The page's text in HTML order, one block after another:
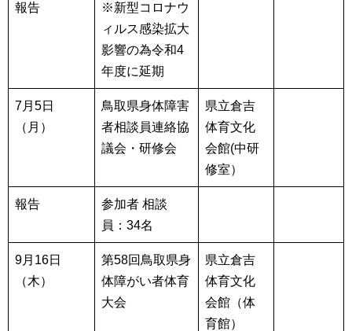
報告
※新型コロナウ
ィルス感染拡大
影響の為令和4
年度に延期
7月5日
（月）
鳥取県身体障害
者相談員連絡協
議会・研修会
県立倉吉
体育文化
会館(中研
修室）
報告 参加者 相談
員：34名
9月16日
（木）
第58回鳥取県身
体障がい者体育
大会
県立倉吉
体育文化
会館（体
育館）